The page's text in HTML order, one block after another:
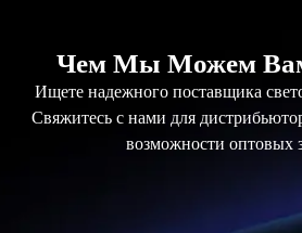
Чем Мы Можем
Ищете надежного поставщика
Свяжитесь с нами для
возможности оптовых